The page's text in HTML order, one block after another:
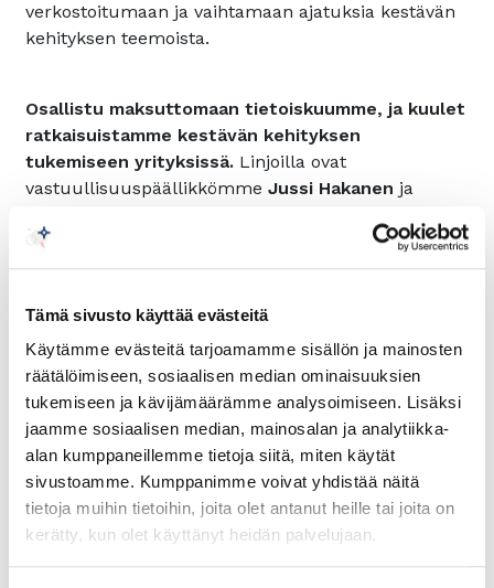
Tämä sivusto käyttää evästeitä
Käytämme evästeitä tarjoamamme sisällön ja mainosten
räätälöimiseen, sosiaalisen median ominaisuuksien
tukemiseen ja kävijämäärämme analysoimiseen. Lisäksi
jaamme sosiaalisen median, mainosalan ja analytiikka-
alan kumppaneillemme tietoja siitä, miten käytät
sivustoamme. Kumppanimme voivat yhdistää näitä
tietoja muihin tietoihin, joita olet antanut heille tai joita on
kerätty, kun olet käyttänyt heidän palvelujaan.
verkostoitumaan ja vaihtamaan ajatuksia kestävän
kehityksen teemoista.
Osallistu maksuttomaan tietoiskuumme, ja kuulet
ratkaisuistamme kestävän kehityksen
tukemiseen yrityksissä. Linjoilla ovat
vastuullisuuspäällikkömme Jussi Hakanen ja
vaikuttamista ja iloa osallistumisesta
Mirva Tanhua , yritysvapaaehtoisuuden
koordinaattori, Helsingin Diakonissalaitokselta.
Tule mukaan ja ota seuraava askel
vastuullisuuden polulla!
Tietoiskuun osallistuminen ei velvoita sinua
mihinkään, mutta saat inspiraatiota ja hyödyllisiä
vinkkejä palveluista, joilla voimme tukea juuri sinun